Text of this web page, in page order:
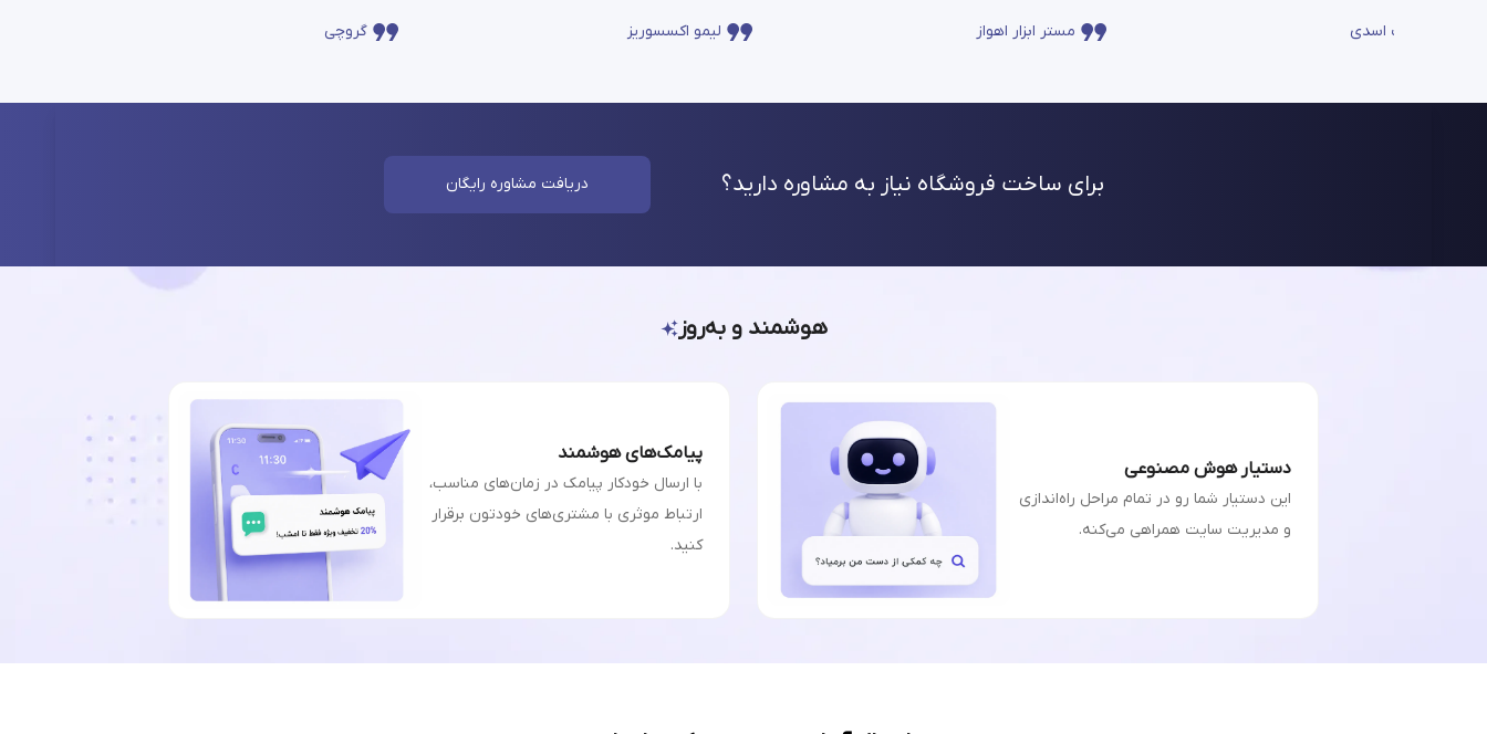
گروچی لیمو اکسسوریز مستر ابزار اهواز ساعت اسدی
برای ساخت فروشگاه نیاز به مشاوره دارید؟ دریافت مشاوره رایگان
هوشمند و به‌روز
دستیار هوش مصنوعی
این دستیار شما رو در تمام مراحل راه‌اندازی
و مدیریت سایت همراهی می‌کنه.
پیامک‌های هوشمند
با ارسال خودکار پیامک در زمان‌های مناسب،
ارتباط موثری با مشتری‌های خودتون برقرار
کنید.